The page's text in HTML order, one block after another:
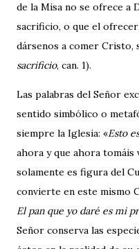
de la Misa no se ofrece a
sacrificio, o que el
dársenos a comer Cristo,
sacrificio, can. 1).
Las palabras del Señor
sentido simbólico o
siempre la Iglesia: «Esto
ahora y que ahora
solamente es figura del
convierte en este mismo
El pan que yo daré es mi
Señor conserva las